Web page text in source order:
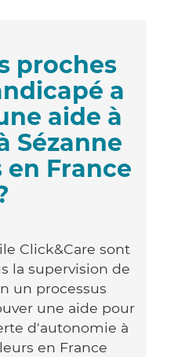
proches
a
aide à
Sézanne
France
Click&Care sont
la supervision de
un processus
une aide pour
d'autonomie à
en France